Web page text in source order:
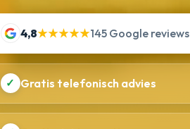
4,8★★★★★145 Google reviews
✓ Gratis telefonisch advies